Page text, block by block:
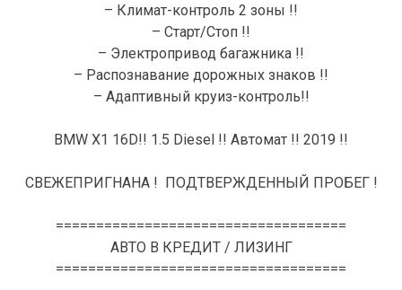
– Климат-контроль 2 зоны !!
– Старт/Стоп !!
– Электропривод багажника !!
– Распознавание дорожных знаков !!
– Адаптивный круиз-контроль!!
BMW X1 16D!! 1.5 Diesel !! Автомат !! 2019 !!
СВЕЖЕПРИГНАНА ! ПОДТВЕРЖДЕННЫЙ ПРОБЕГ !
====================================
АВТО В КРЕДИТ / ЛИЗИНГ
====================================